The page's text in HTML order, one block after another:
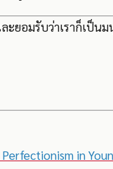
ะยอมรับว่าเราก็เป็น
in